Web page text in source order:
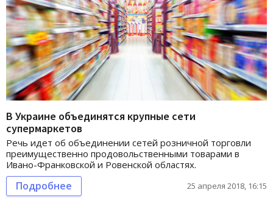
В Украине объединятся крупные сети
супермаркетов
Речь идет об объединении сетей розничной торговли
преимущественно продовольственными товарами в
Ивано-Франковской и Ровенской областях.
Подробнее 25 апреля 2018, 16:15